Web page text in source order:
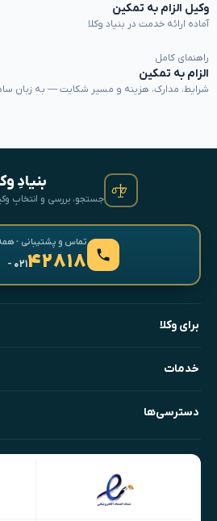
وکیل الزام به تمکین
آماده ارائه خدمت در بنیاد وکلا
راهنمای کامل
الزام به تمکین
شرایط، مدارک، هزینه و مسیر شکایت — به زبان
بنیادِ
جستجو، بررسی و انتخابِ وکیل
تماس و پشتیبانی · همه‌روزه
۴۲۸۱۸- ۰۲۱
برای وکلا
خدمات
دسترسی‌ها